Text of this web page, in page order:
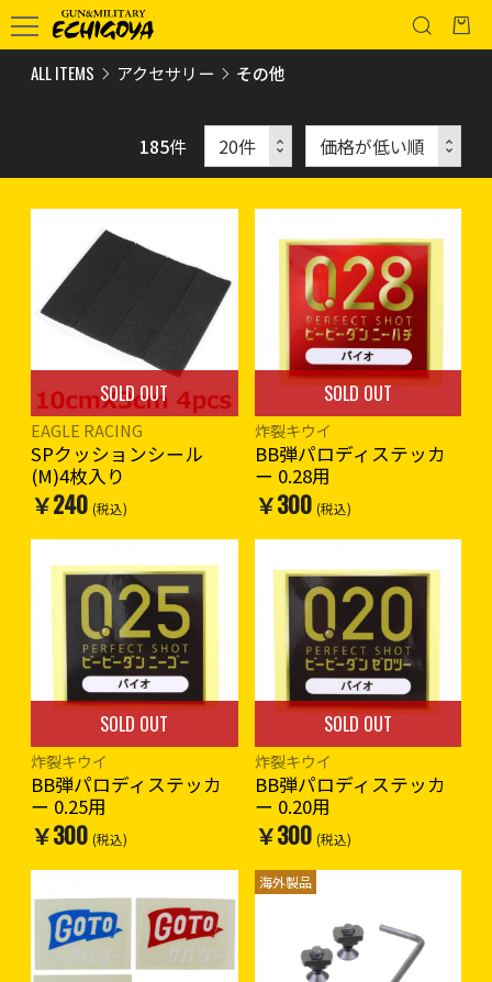
ALL ITEMS アクセサリー その他
185件
SOLD OUT
EAGLE RACING
SPクッションシール
(M)4枚入り
￥240 (税込)
SOLD OUT
炸裂キウイ
BB弾パロディステッカ
ー 0.28用
￥300 (税込)
SOLD OUT
炸裂キウイ
BB弾パロディステッカ
ー 0.25用
￥300 (税込)
SOLD OUT
炸裂キウイ
BB弾パロディステッカ
ー 0.20用
￥300 (税込)
海外製品